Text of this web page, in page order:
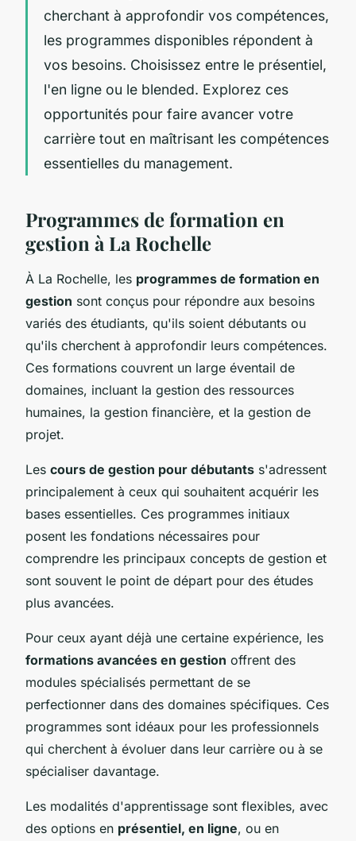
cherchant à approfondir vos compétences,
les programmes disponibles répondent à
vos besoins. Choisissez entre le présentiel,
l'en ligne ou le blended. Explorez ces
opportunités pour faire avancer votre
carrière tout en maîtrisant les compétences
essentielles du management.
Programmes de formation en
gestion à La Rochelle
À La Rochelle, les programmes de formation en
gestion sont conçus pour répondre aux besoins
variés des étudiants, qu'ils soient débutants ou
qu'ils cherchent à approfondir leurs compétences.
Ces formations couvrent un large éventail de
domaines, incluant la gestion des ressources
humaines, la gestion financière, et la gestion de
projet.
Les cours de gestion pour débutants s'adressent
principalement à ceux qui souhaitent acquérir les
bases essentielles. Ces programmes initiaux
posent les fondations nécessaires pour
comprendre les principaux concepts de gestion et
sont souvent le point de départ pour des études
plus avancées.
Pour ceux ayant déjà une certaine expérience, les
formations avancées en gestion offrent des
modules spécialisés permettant de se
perfectionner dans des domaines spécifiques. Ces
programmes sont idéaux pour les professionnels
qui cherchent à évoluer dans leur carrière ou à se
spécialiser davantage.
Les modalités d'apprentissage sont flexibles, avec
des options en présentiel, en ligne, ou en